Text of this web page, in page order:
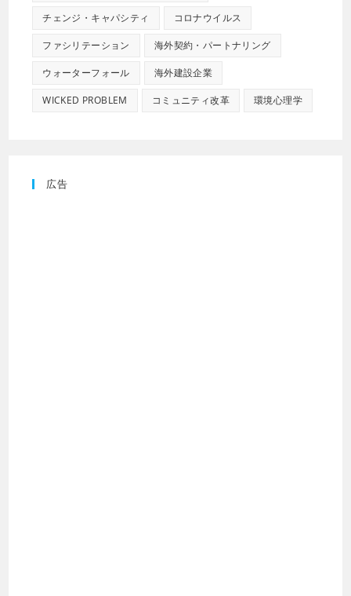
チェンジ・キャパシティ コロナウイルス
ファシリテーション 海外契約・パートナリング
ウォーターフォール 海外建設企業
WICKED PROBLEM コミュニティ改革 環境心理学
広告